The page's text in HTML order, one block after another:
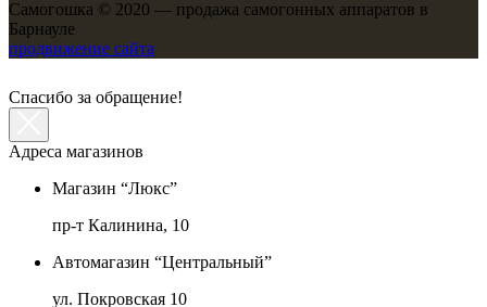
Самогошка © 2020 — продажа самогонных аппаратов в
Барнауле
продвижение сайта
Спасибо за обращение!
Адреса магазинов
Магазин “Люкс”
пр-т Калинина, 10
Автомагазин “Центральный”
ул. Покровская 10